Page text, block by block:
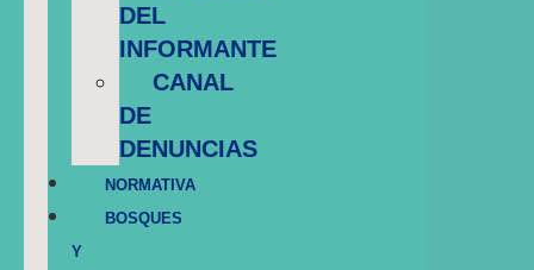
DEL
INFORMANTE
CANAL
DE
DENUNCIAS
NORMATIVA
BOSQUES
Y